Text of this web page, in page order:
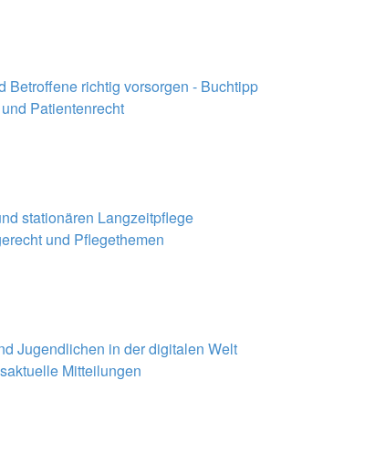
Betroffene richtig vorsorgen - Buchtipp
Patientenrecht
stationären Langzeitpflege
und Pflegethemen
Jugendlichen in der digitalen Welt
Mitteilungen